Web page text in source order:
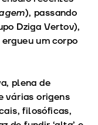
), passando
Dziga Vertov),
um corpo
plena de
várias origens
filosóficas,